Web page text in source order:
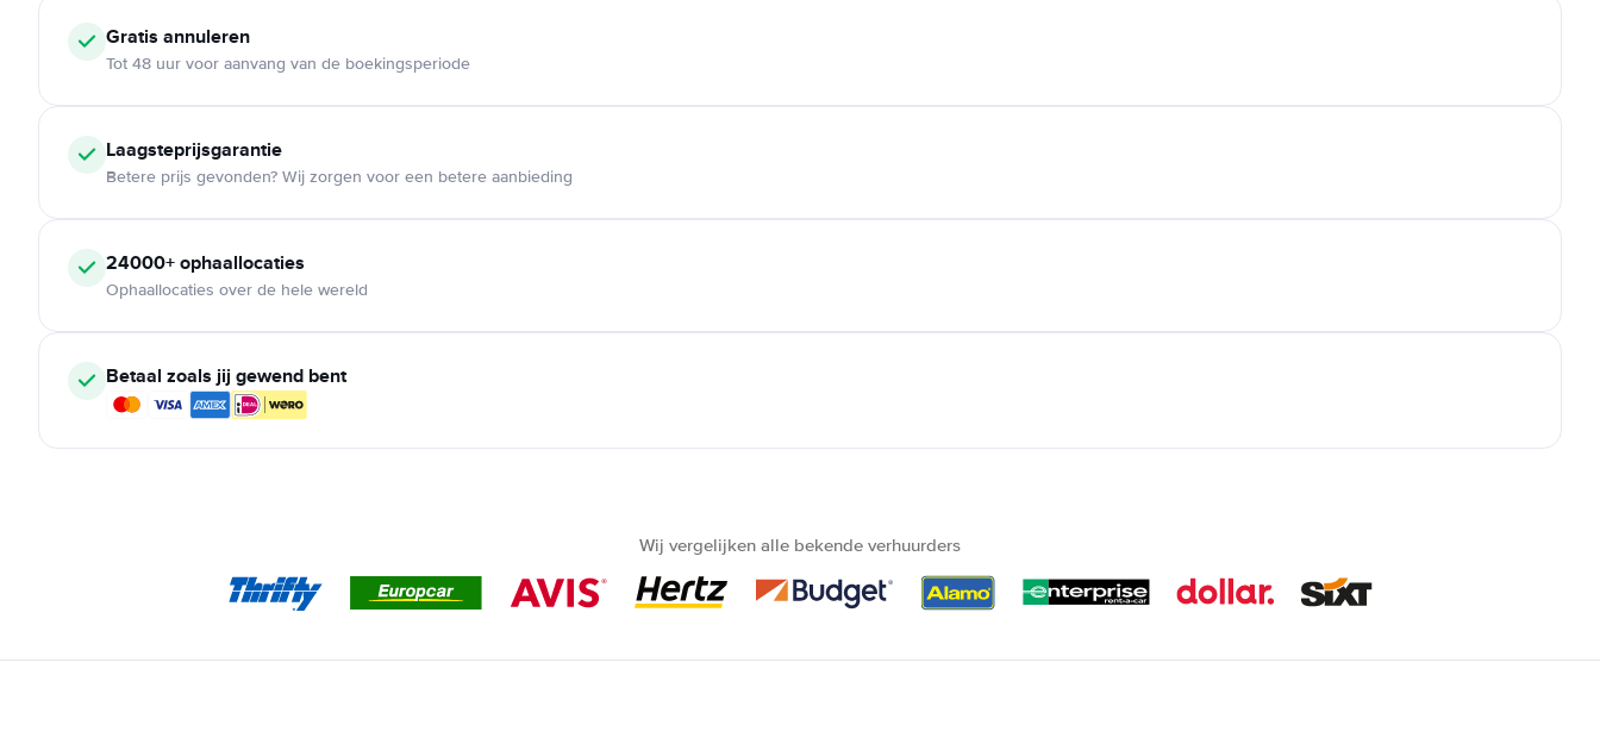
Gratis annuleren
Tot 48 uur voor aanvang van de boekingsperiode
Laagsteprijsgarantie
Betere prijs gevonden? Wij zorgen voor een betere aanbieding
24000+ ophaallocaties
Ophaallocaties over de hele wereld
Betaal zoals jij gewend bent
Wij vergelijken alle bekende verhuurders